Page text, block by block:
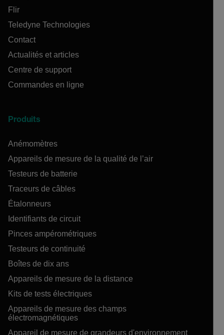
Flir
Teledyne Technologies
Contact
Actualités et articles
Centre de support
Commandes en ligne
Produits
Anémomètres
Appareils de mesure de la qualité de l’air
Testeurs de batterie
Traceurs de câbles
Étalonneurs
Identifiants de circuit
Pinces ampérométriques
Testeurs de continuité
Boîtes de dix ans
Appareils de mesure de la distance
Kits de tests électriques
Appareils de mesure des champs
électromagnétiques
Appareil de mesure de grandeurs d'environnement